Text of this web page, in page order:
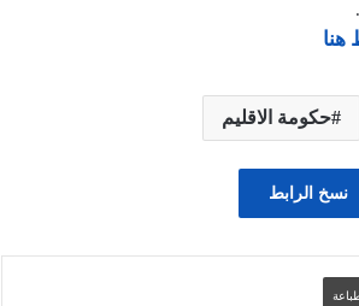
هنا
حكومة الاقليم
نسخ الرابط